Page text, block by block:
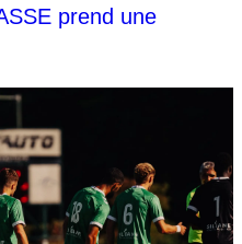
prend une